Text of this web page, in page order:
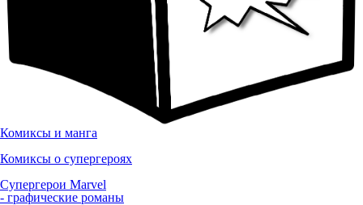
Комиксы и манга
Комиксы о супергероях
Супергерои Marvel
- графические романы